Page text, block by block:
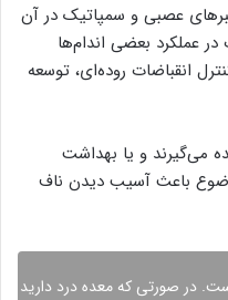
عصبی و سمپاتیک در آن
عملکرد بعضی اندام‌ها
انقباضات روده‌ای، توسعه
می‌گیرند و یا بهداشت
باعث آسیب دیدن ناف
در صورتی که معده درد دارید